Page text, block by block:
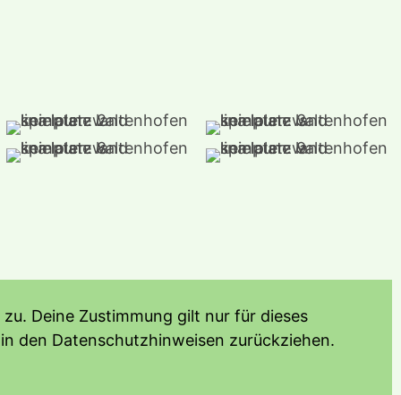
Deine Zustimmung gilt nur für dieses
den Datenschutzhinweisen zurückziehen.